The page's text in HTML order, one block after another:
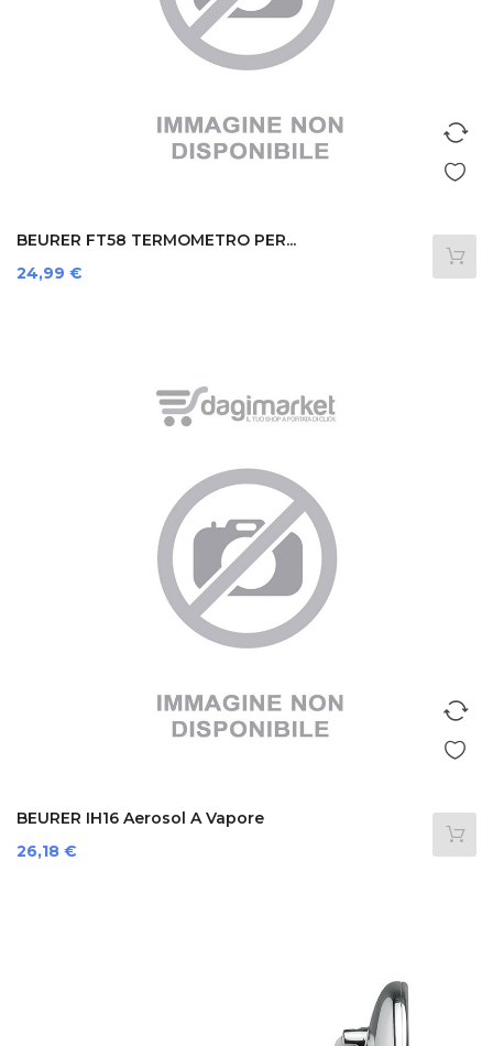
BEURER FT58 TERMOMETRO PER...
Prezzo
24,99 €
BEURER IH16 Aerosol A Vapore
Prezzo
26,18 €